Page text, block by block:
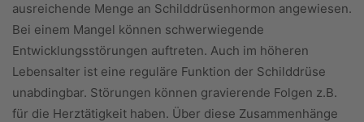
ausreichende Menge an Schilddrüsenhormon angewiesen.
Bei einem Mangel können schwerwiegende
Entwicklungsstörungen auftreten. Auch im höheren
Lebensalter ist eine reguläre Funktion der Schilddrüse
unabdingbar. Störungen können gravierende Folgen z.B.
für die Herztätigkeit haben. Über diese Zusammenhänge